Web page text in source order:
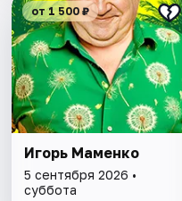
от 1 500 ₽
Игорь Маменко
5 сентября 2026 •
суббота